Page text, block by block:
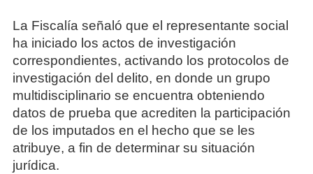
La Fiscalía señaló que el representante social
ha iniciado los actos de investigación
correspondientes, activando los protocolos de
investigación del delito, en donde un grupo
multidisciplinario se encuentra obteniendo
datos de prueba que acrediten la participación
de los imputados en el hecho que se les
atribuye, a fin de determinar su situación
jurídica.